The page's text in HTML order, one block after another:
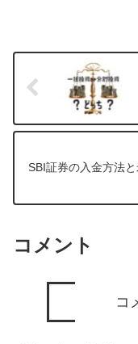
SBI証券の入金方法
コメント
コ